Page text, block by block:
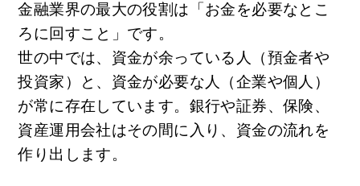
金融業界の最大の役割は「お金を必要なとこ
ろに回すこと」です。
世の中では、資金が余っている人（預金者や
投資家）と、資金が必要な人（企業や個人）
が常に存在しています。銀行や証券、保険、
資産運用会社はその間に入り、資金の流れを
作り出します。